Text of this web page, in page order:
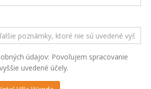
údajov: Povoľujem spracovanie
uvedené účely.